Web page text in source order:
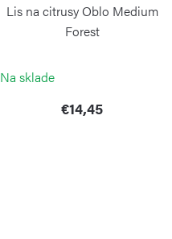
Lis na citrusy Oblo Medium
Forest
Na sklade
€14,45